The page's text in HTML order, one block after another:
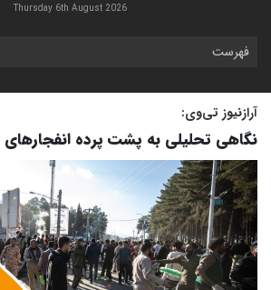
Thursday 6th August 2026
آرازنیوز تی‌وی:
نگاهی تحلیلی به پشت پرده انفجارهای